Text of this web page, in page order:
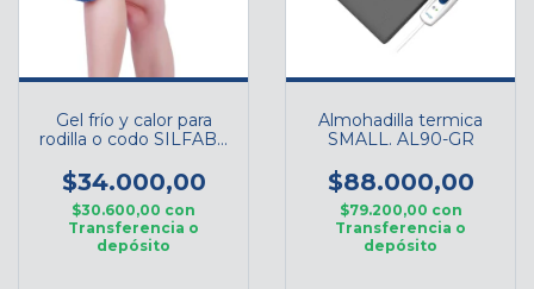
Gel frío y calor para
rodilla o codo SILFAB -
$34.000,00
$30.600,00 con
Transferencia o
depósito
Almohadilla termica
SMALL. AL90-GR
$88.000,00
$79.200,00 con
Transferencia o
depósito